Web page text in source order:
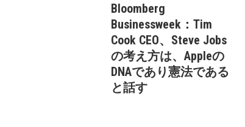
Bloomberg
Businessweek：Tim
Cook CEO、Steve Jobs
の考え方は、Appleの
DNAであり憲法である
と話す